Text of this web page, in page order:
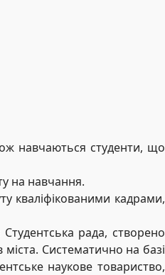
навчаються студенти, що
на навчання.
кваліфікованими кадрами,
рада, створено
Систематично на базі
наукове товариство,